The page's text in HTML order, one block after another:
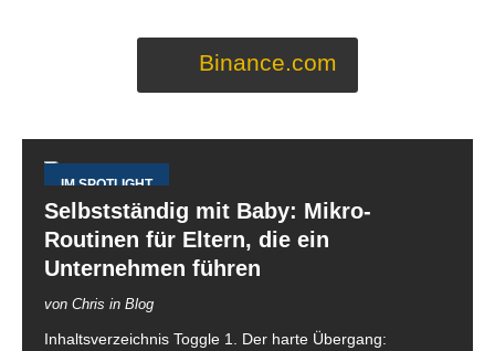
Binance.com
IM SPOTLIGHT
Selbstständig mit Baby: Mikro-
Routinen für Eltern, die ein
Unternehmen führen
von Chris in Blog
Inhaltsverzeichnis Toggle 1. Der harte Übergang: